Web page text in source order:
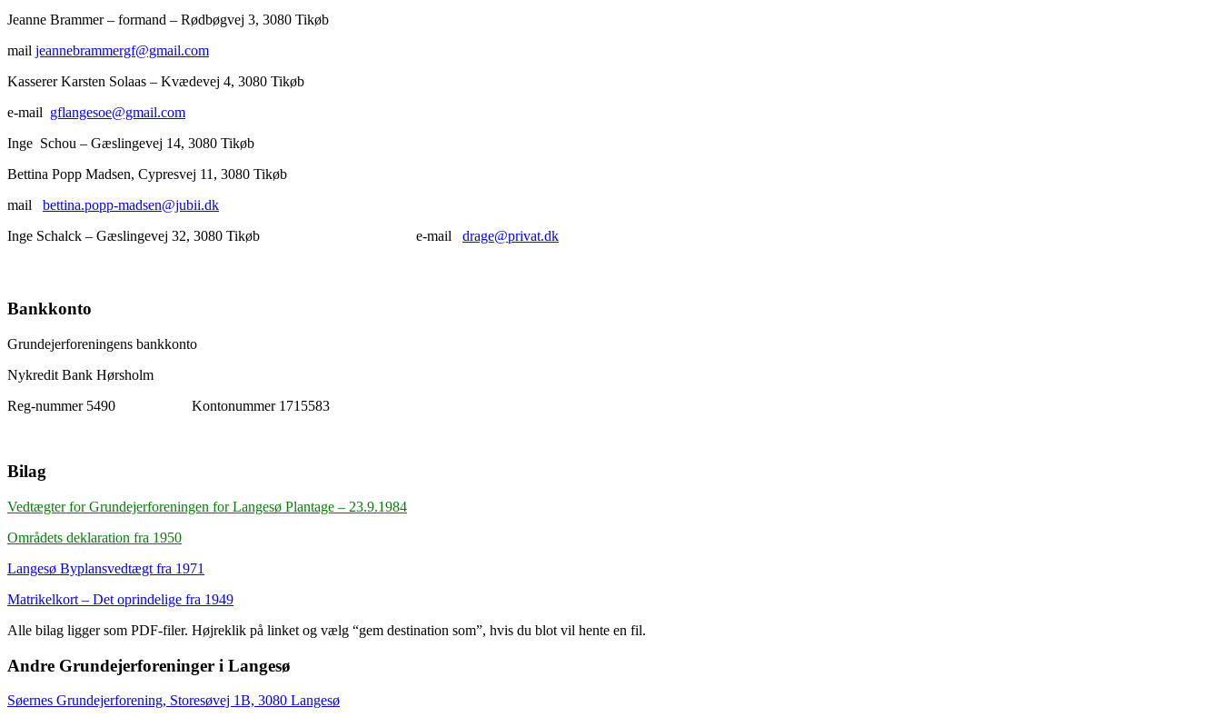
Jeanne Brammer – formand – Rødbøgvej 3, 3080 Tikøb
mail jeannebrammergf@gmail.com
Kasserer Karsten Solaas – Kvædevej 4, 3080 Tikøb
e-mail gflangesoe@gmail.com
Inge Schou – Gæslingevej 14, 3080 Tikøb
Bettina Popp Madsen, Cypresvej 11, 3080 Tikøb
mail bettina.popp-madsen@jubii.dk
Inge Schalck – Gæslingevej 32, 3080 Tikøb e-mail drage@privat.dk
Bankkonto
Grundejerforeningens bankkonto
Nykredit Bank Hørsholm
Reg-nummer 5490 Kontonummer 1715583
Bilag
Vedtægter for Grundejerforeningen for Langesø Plantage – 23.9.1984
Områdets deklaration fra 1950
Langesø Byplansvedtægt fra 1971
Matrikelkort – Det oprindelige fra 1949
Alle bilag ligger som PDF-filer. Højreklik på linket og vælg “gem destination som”, hvis du blot vil hente en fil.
Andre Grundejerforeninger i Langesø
Søernes Grundejerforening, Storesøvej 1B, 3080 Langesø